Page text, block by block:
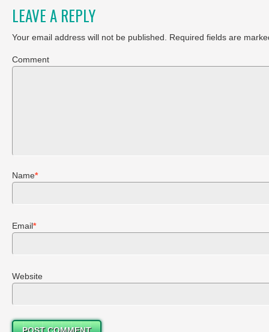
LEAVE A REPLY
Your email address will not be published. Required fields are
Comment
Name*
Email*
Website